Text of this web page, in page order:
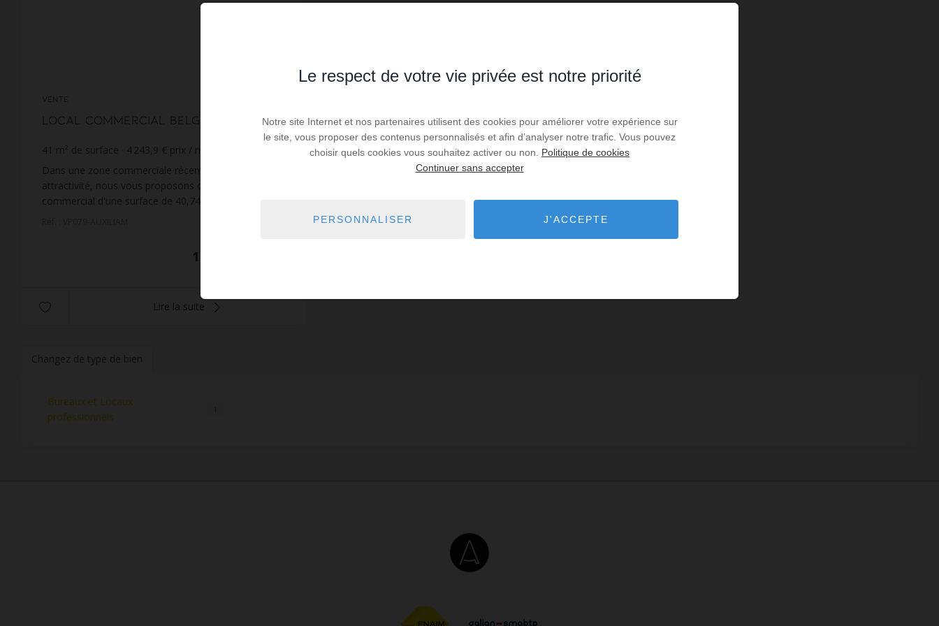
VENTE
Local commercial Belgodere
41 m² de surface 4 243,9 € prix / m²
Dans une zone commerciale récente et à forte
attractivité, nous vous proposons ce local
commercial d'une surface de 40,74m² composé d'un
174 000 €
Lire la suite
Changez de type de bien
Bureaux et Locaux
professionnels
Le respect de votre vie privée est notre priorité
Notre site Internet et nos partenaires utilisent des cookies pour améliorer votre expérience sur
le site, vous proposer des contenus personnalisés et afin d’analyser notre trafic. Vous pouvez
choisir quels cookies vous souhaitez activer ou non. Politique de cookies
Continuer sans accepter
PERSONNALISER J'ACCEPTE